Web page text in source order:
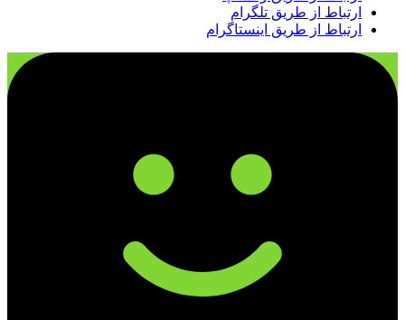
ارتباط از طریق تلگرام
ارتباط از طریق اینستاگرام